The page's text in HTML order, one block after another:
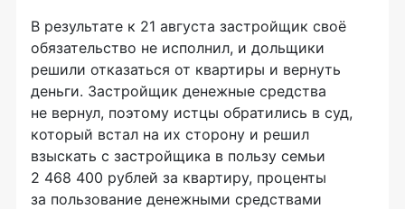
В результате к 21 августа застройщик своё
обязательство не исполнил, и дольщики
решили отказаться от квартиры и вернуть
деньги. Застройщик денежные средства
не вернул, поэтому истцы обратились в суд,
который встал на их сторону и решил
взыскать с застройщика в пользу семьи
2 468 400 рублей за квартиру, проценты
за пользование денежными средствами